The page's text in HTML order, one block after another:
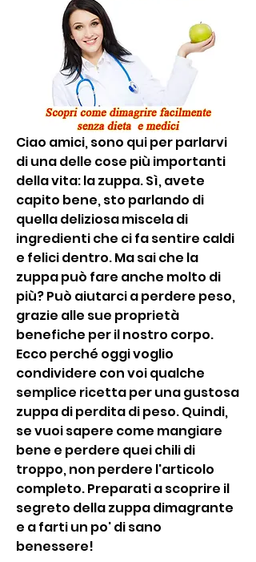
Ciao amici, sono qui per parlarvi
di una delle cose più importanti
della vita: la zuppa. Sì, avete
capito bene, sto parlando di
quella deliziosa miscela di
ingredienti che ci fa sentire caldi
e felici dentro. Ma sai che la
zuppa può fare anche molto di
più? Può aiutarci a perdere peso,
grazie alle sue proprietà
benefiche per il nostro corpo.
Ecco perché oggi voglio
condividere con voi qualche
semplice ricetta per una gustosa
zuppa di perdita di peso. Quindi,
se vuoi sapere come mangiare
bene e perdere quei chili di
troppo, non perdere l'articolo
completo. Preparati a scoprire il
segreto della zuppa dimagrante
e a farti un po' di sano
benessere!